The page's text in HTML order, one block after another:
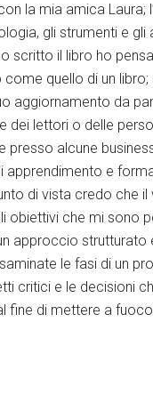
la mia amica Laura;
gli strumenti e
scritto il libro ho
quello di un libro;
aggiornamento da
dei lettori o delle
presso alcune
e
di vista credo che
obiettivi che mi sono
approccio
le fasi di un
critici e le decisioni
di mettere a fuoco